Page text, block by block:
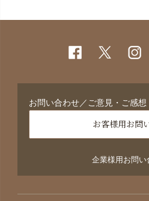
お問い合わせ／ご意見・ご感想
お客様用お問
企業様用お問い